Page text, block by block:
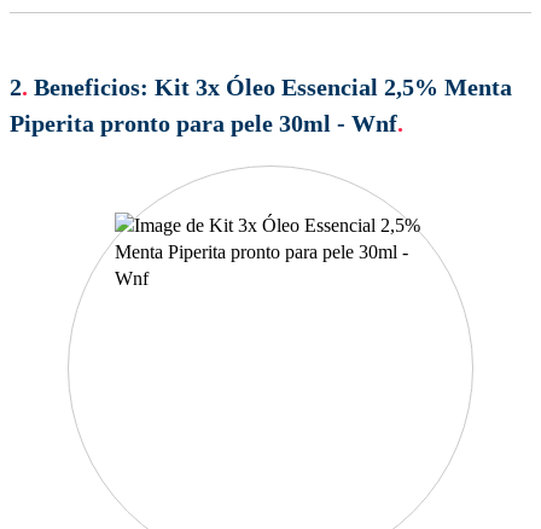
2. Beneficios: Kit 3x Óleo Essencial 2,5% Menta
Piperita pronto para pele 30ml - Wnf.